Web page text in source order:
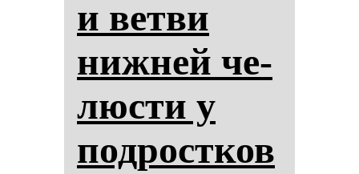
и вет­ви
ниж­ней че­
люс­ти у
под­рос­тков